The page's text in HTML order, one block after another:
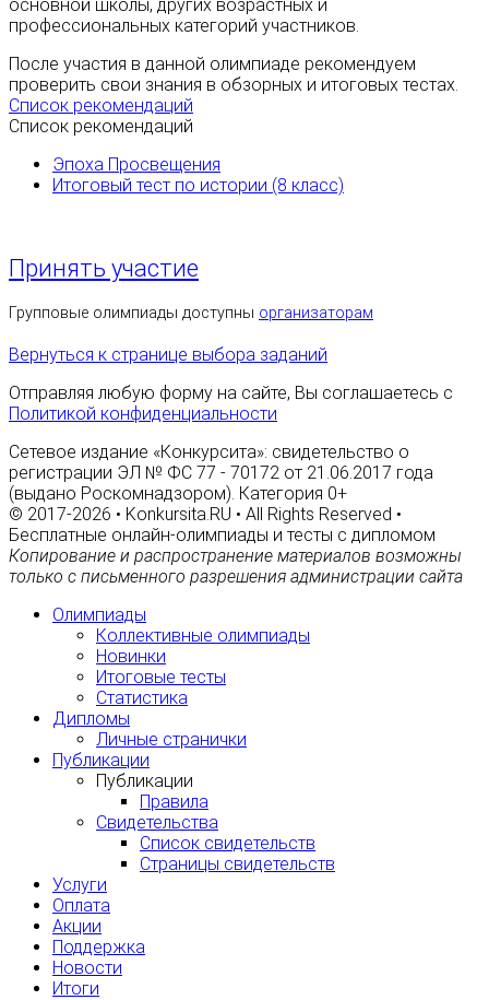
основной школы, других возрастных и
профессиональных категорий участников.
После участия в данной олимпиаде рекомендуем
проверить свои знания в обзорных и итоговых тестах.
Список рекомендаций
Список рекомендаций
Эпоха Просвещения
Итоговый тест по истории (8 класс)
Принять участие
Групповые олимпиады доступны организаторам
Вернуться к странице выбора заданий
Отправляя любую форму на сайте, Вы соглашаетесь с
Политикой конфиденциальности
Сетевое издание «Конкурсита»: свидетельство о
регистрации ЭЛ № ФС 77 - 70172 от 21.06.2017 года
(выдано Роскомнадзором). Категория 0+
© 2017-2026 • Konkursita.RU • All Rights Reserved •
Бесплатные онлайн-олимпиады и тесты с дипломом
Копирование и распространение материалов возможны
только с письменного разрешения администрации сайта
Олимпиады
Коллективные олимпиады
Новинки
Итоговые тесты
Статистика
Дипломы
Личные странички
Публикации
Публикации
Правила
Свидетельства
Список свидетельств
Страницы свидетельств
Услуги
Оплата
Акции
Поддержка
Новости
Итоги